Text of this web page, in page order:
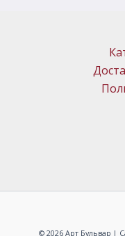
© 2026 Арт Бульвар |